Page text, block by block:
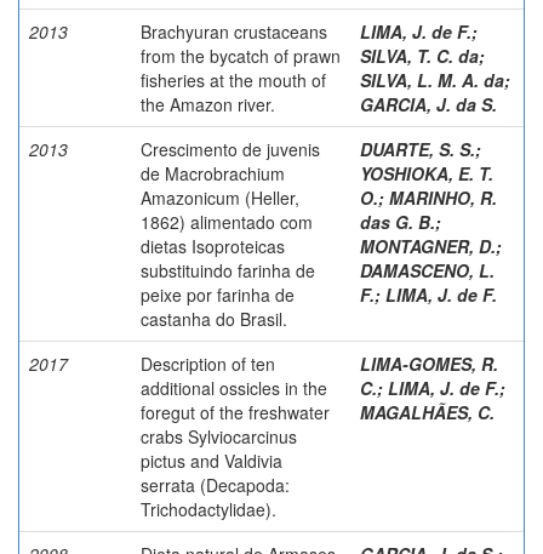
2013
Brachyuran crustaceans
from the bycatch of prawn
fisheries at the mouth of
the Amazon river.
LIMA, J. de F.;
SILVA, T. C. da;
SILVA, L. M. A. da;
GARCIA, J. da S.
2013
Crescimento de juvenis
de Macrobrachium
Amazonicum (Heller,
1862) alimentado com
dietas Isoproteicas
substituindo farinha de
peixe por farinha de
castanha do Brasil.
DUARTE, S. S.;
YOSHIOKA, E. T.
O.; MARINHO, R.
das G. B.;
MONTAGNER, D.;
DAMASCENO, L.
F.; LIMA, J. de F.
2017
Description of ten
additional ossicles in the
foregut of the freshwater
crabs Sylviocarcinus
pictus and Valdivia
serrata (Decapoda:
Trichodactylidae).
LIMA-GOMES, R.
C.; LIMA, J. de F.;
MAGALHÃES, C.